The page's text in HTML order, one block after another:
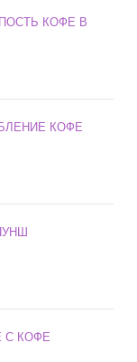
КОФЕ В
КОФЕ
С КОФЕ